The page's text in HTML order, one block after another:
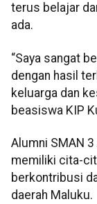
terus belajar
ada.
“Saya sangat
dengan hasil
keluarga dan
beasiswa KIP
Alumni SMAN
memiliki cita-
berkontribusi
daerah Maluku.